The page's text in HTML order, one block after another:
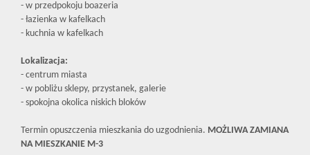
- w przedpokoju boazeria
- łazienka w kafelkach
- kuchnia w kafelkach
Lokalizacja:
- centrum miasta
- w pobliżu sklepy, przystanek, galerie
- spokojna okolica niskich bloków
Termin opuszczenia mieszkania do uzgodnienia. MOŻLIWA ZAMIANA
NA MIESZKANIE M-3